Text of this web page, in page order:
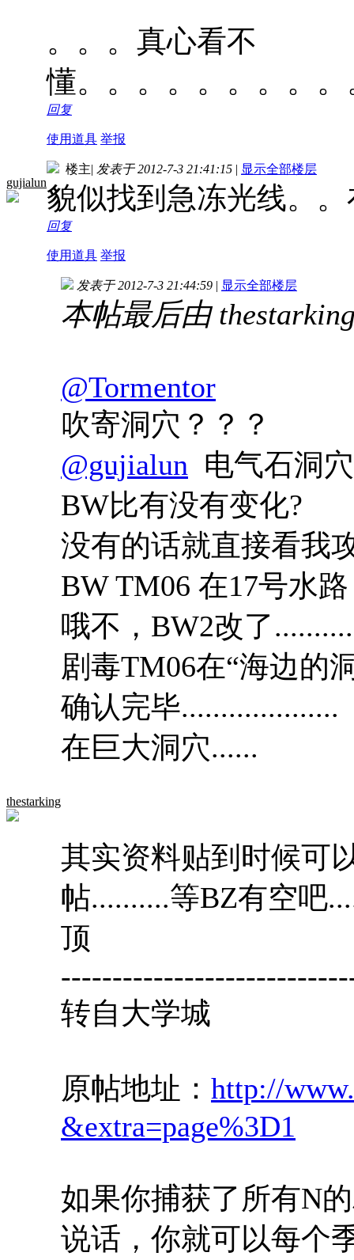
。。。真心看不
懂。。。。。。。。
回复
使用道具 举报
gujialun
楼主| 发表于 2012-7-3 21:41:15 | 显示全部楼层
貌似找到急冻光线。
回复
使用道具 举报
thestarking
发表于 2012-7-3 21:44:59 | 显示全部楼层
本帖最后由
@Tormentor
吹寄洞穴？？？
@gujialun 电气石洞
BW比有没有变化?
没有的话就直接看我
BW TM06 在17号水
哦不，BW2改了
剧毒TM06在“海边的
确认完毕
在巨大洞穴......
其实资料贴到时候可
帖..........等BZ有空吧
顶
转自大学城
原帖地址： http://
&extra=page%3D1
如果你捕获了所有N
说话，你就可以每个